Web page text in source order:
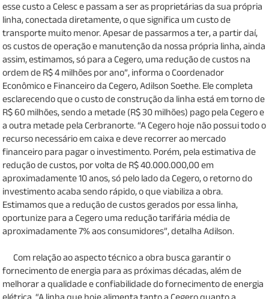
esse custo a Celesc e passam a ser as proprietárias da sua própria
linha, conectada diretamente, o que significa um custo de
transporte muito menor. Apesar de passarmos a ter, a partir daí,
os custos de operação e manutenção da nossa própria linha, ainda
assim, estimamos, só para a Cegero, uma redução de custos na
ordem de R$ 4 milhões por ano”, informa o Coordenador
Econômico e Financeiro da Cegero, Adilson Soethe. Ele completa
esclarecendo que o custo de construção da linha está em torno de
R$ 60 milhões, sendo a metade (R$ 30 milhões) pago pela Cegero e
a outra metade pela Cerbranorte. “A Cegero hoje não possui todo o
recurso necessário em caixa e deve recorrer ao mercado
financeiro para pagar o investimento. Porém, pela estimativa de
redução de custos, por volta de R$ 40.000.000,00 em
aproximadamente 10 anos, só pelo lado da Cegero, o retorno do
investimento acaba sendo rápido, o que viabiliza a obra.
Estimamos que a redução de custos gerados por essa linha,
oportunize para a Cegero uma redução tarifária média de
aproximadamente 7% aos consumidores”, detalha Adilson.
Com relação ao aspecto técnico a obra busca garantir o
fornecimento de energia para as próximas décadas, além de
melhorar a qualidade e confiabilidade do fornecimento de energia
elétrica. “A linha que hoje alimenta tanto a Cegero quanto a